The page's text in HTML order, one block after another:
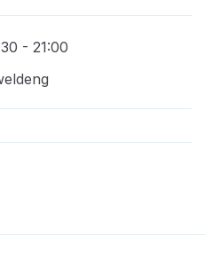
- 21:00